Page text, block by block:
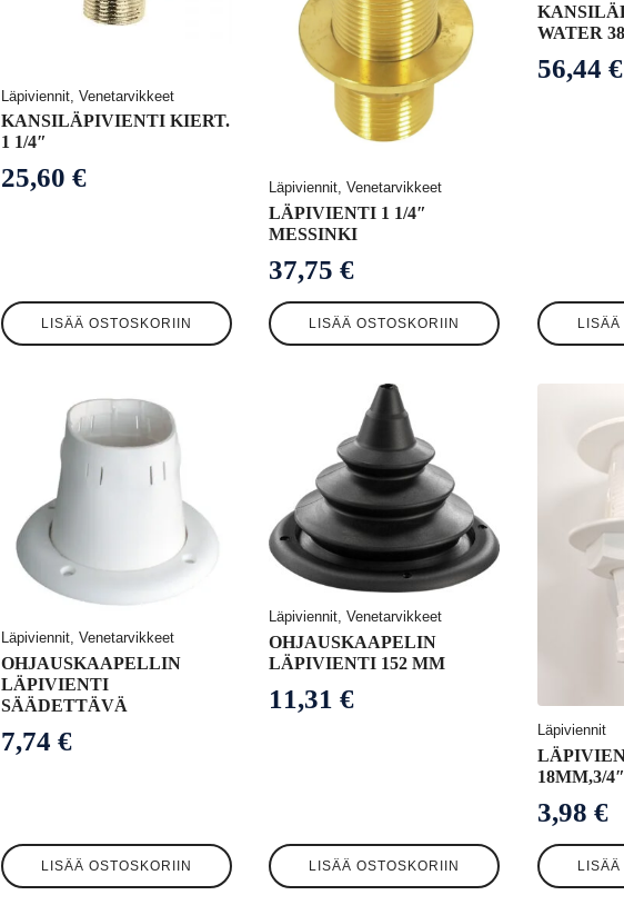
Läpiviennit, Venetarvikkeet
KANSILÄPIVIENTI KIERT.
1 1/4″
25,60 €
LISÄÄ OSTOSKORIIN
Läpiviennit, Venetarvikkeet
LÄPIVIENTI 1 1/4″
MESSINKI
37,75€
LISÄÄ OSTOSKORIIN
WATER
56,44 €
LISÄÄ
Läpiviennit, Venetarvikkeet
OHJAUSKAAPELLIN
LÄPIVIENTI
SÄÄDETTÄVÄ
7,74 €
LISÄÄ OSTOSKORIIN
Läpiviennit, Venetarvikkeet
OHJAUSKAAPELIN
LÄPIVIENTI 152 MM
11,31€
LISÄÄ OSTOSKORIIN
Läpiviennit
18MM,3/
3,98 €
LISÄÄ